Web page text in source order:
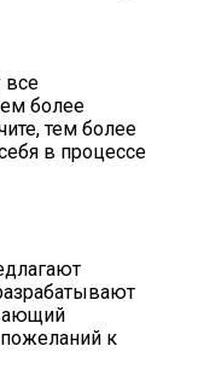
все
более
тем более
в процессе
к